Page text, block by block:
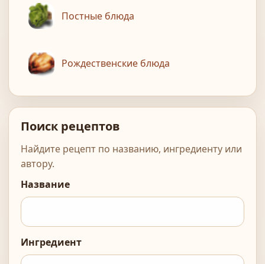
Постные блюда
Рождественские блюда
Поиск рецептов
Найдите рецепт по названию, ингредиенту или
автору.
Название
Ингредиент